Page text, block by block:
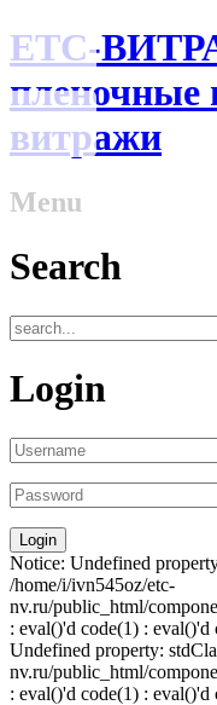
ЕТС-
пленочные
витражи
Menu
Search
Login
Notice: Undefined
/home/i/ivn545oz/etc-
nv.ru/public_html/
: eval()'d code(1) :
Undefined property:
nv.ru/public_html/
: eval()'d code(1) :